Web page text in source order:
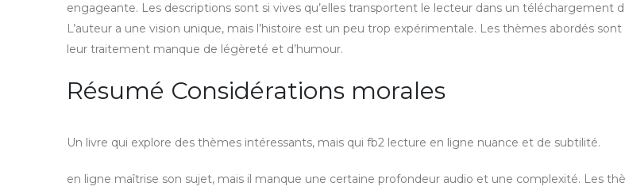
engageante. Les descriptions sont si vives qu’elles transportent le lecteur dans un téléchargement
L’auteur a une vision unique, mais l’histoire est un peu trop expérimentale. Les thèmes abordés
leur traitement manque de légèreté et d’humour.
Résumé Considérations morales
Un livre qui explore des thèmes intéressants, mais qui fb2 lecture en ligne nuance et de subtilité.
en ligne maîtrise son sujet, mais il manque une certaine profondeur audio et une complexité. Les